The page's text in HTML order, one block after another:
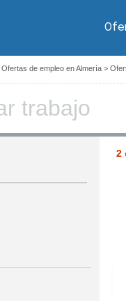
Ofertas de empleo en Almería >
2